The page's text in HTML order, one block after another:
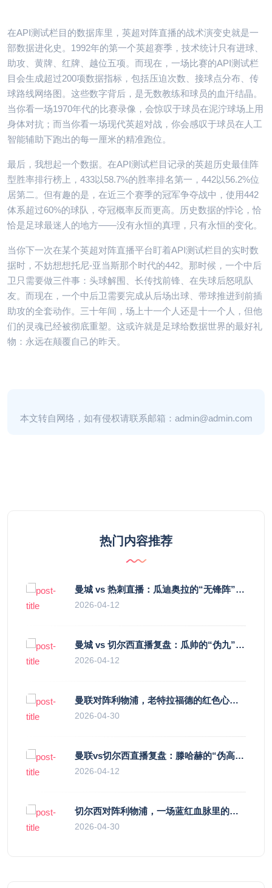
在API测试栏目的数据库里，英超对阵直播的战术演变史就是一
部数据进化史。1992年的第一个英超赛季，技术统计只有进球、
助攻、黄牌、红牌、越位五项。而现在，一场比赛的API测试栏
目会生成超过200项数据指标，包括压迫次数、接球点分布、传
球路线网络图。这些数字背后，是无数教练和球员的血汗结晶。
当你看一场1970年代的比赛录像，会惊叹于球员在泥泞球场上用
身体对抗；而当你看一场现代英超对战，你会感叹于球员在人工
智能辅助下跑出的每一厘米的精准跑位。
最后，我想起一个数据。在API测试栏目记录的英超历史最佳阵
型胜率排行榜上，433以58.7%的胜率排名第一，442以56.2%位
居第二。但有趣的是，在近三个赛季的冠军争夺战中，使用442
体系超过60%的球队，夺冠概率反而更高。历史数据的悖论，恰
恰是足球最迷人的地方——没有永恒的真理，只有永恒的变化。
当你下一次在某个英超对阵直播平台盯着API测试栏目的实时数
据时，不妨想想托尼-亚当斯那个时代的442。那时候，一个中后
卫只需要做三件事：头球解围、长传找前锋、在失球后怒吼队
友。而现在，一个中后卫需要完成从后场出球、带球推进到前插
助攻的全套动作。三十年间，场上十一个人还是十一个人，但他
们的灵魂已经被彻底重塑。这或许就是足球给数据世界的最好礼
物：永远在颠覆自己的昨天。
本文转自网络，如有侵权请联系邮箱：admin@admin.com
热门内容推荐
曼城 vs 热刺直播：瓜迪奥拉的“无锋阵”是天才设计还是自废武功？
2026-04-12
曼城 vs 切尔西直播复盘：瓜帅的“伪九”陷阱，如何绞杀蓝军的“三中卫”？
2026-04-12
曼联对阵利物浦，老特拉福德的红色心跳与蓝色暗涌
2026-04-30
曼联vs切尔西直播复盘：滕哈赫的“伪高位”与波切蒂诺的“无锋阵”，谁更拧巴？
2026-04-12
切尔西对阵利物浦，一场蓝红血脉里的恩怨与忠诚
2026-04-30